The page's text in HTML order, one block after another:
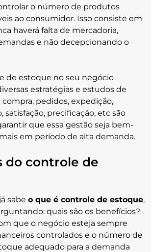
o número de produtos
ao consumidor. Isso consiste em
haverá falta de mercadoria,
e não decepcionando o
de estoque no seu negócio
estratégias e estudos de
compra, pedidos, expedição,
satisfação, precificação, etc são
que essa gestão seja bem-
em período de alta demanda.
do controle de
sabe o que é controle de estoque,
quais são os benefícios?
que o negócio esteja sempre
controlados e o número de
adequado para a demanda